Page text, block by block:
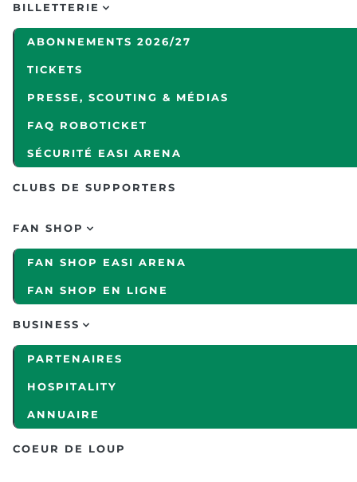
BILLETTERIE
ABONNEMENTS 2026/27
TICKETS
PRESSE, SCOUTING & MÉDIAS
FAQ ROBOTICKET
SÉCURITÉ EASI ARENA
CLUBS DE SUPPORTERS
FAN SHOP
FAN SHOP EASI ARENA
FAN SHOP EN LIGNE
BUSINESS
PARTENAIRES
HOSPITALITY
ANNUAIRE
COEUR DE LOUP